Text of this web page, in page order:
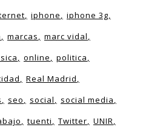
iphone
iphone 3g
marcas
marc vidal
online
politica
Real Madrid
seo social
social media
tuenti Twitter
UNIR